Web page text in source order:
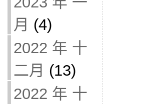
月 (4)
2022 年 十
二月 (13)
2022 年 十